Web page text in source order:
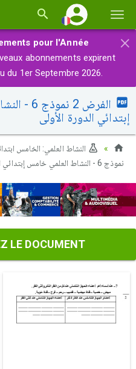
la×
pour l'Année
abonnements expirent
du 1er Septembre 2026.
الفرض 2
إبتدائي الدورة الأولى
النشاط العلمي: الخامس
نموذج 6 - النشاط العلمي خامس إبتدائي الدورة الأولى
LE DOCUMENT